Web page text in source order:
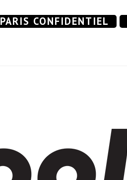
PARIS CONFIDENTIEL